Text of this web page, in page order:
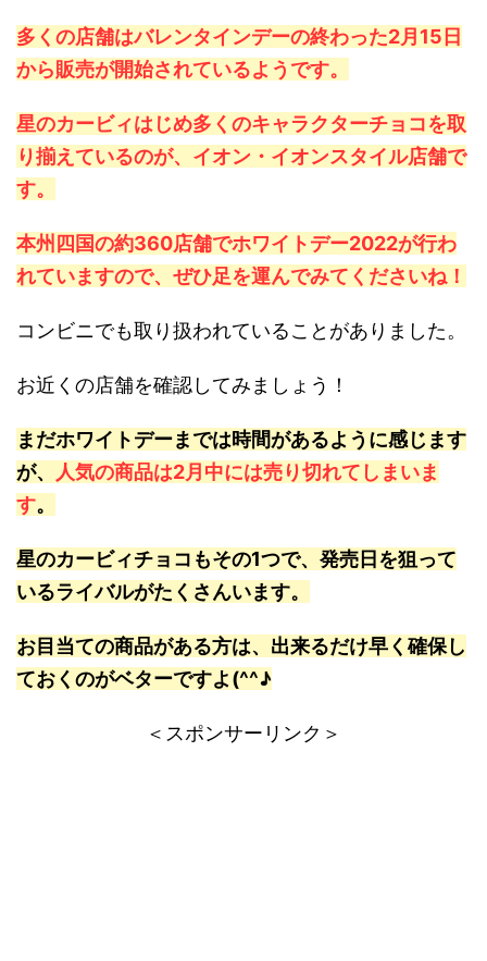
多くの店舗はバレンタインデーの終わった2月15日
から販売が開始されているようです。
星のカービィはじめ多くのキャラクターチョコを取
り揃えているのが、イオン・イオンスタイル店舗で
す。
本州四国の約360店舗でホワイトデー2022が行わ
れていますので、ぜひ足を運んでみてくださいね！
コンビニでも取り扱われていることがありました。
お近くの店舗を確認してみましょう！
まだホワイトデーまでは時間があるように感じます
が、
人気の商品は2月中には売り切れてしまいま
す。
星のカービィチョコもその1つで、発売日を狙って
いるライバルがたくさんいます。
お目当ての商品がある方は、出来るだけ早く確保し
ておくのがベターですよ(^^♪
＜スポンサーリンク＞